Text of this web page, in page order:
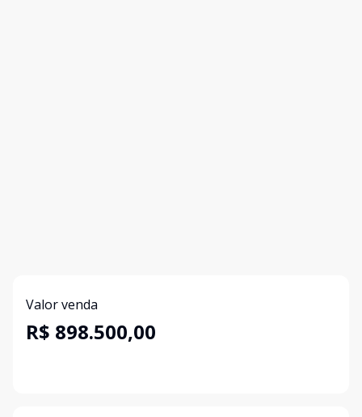
Valor venda
R$ 898.500,00